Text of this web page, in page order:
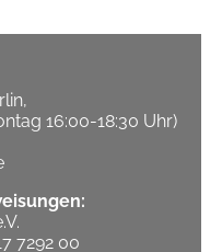
16:00-18:30 Uhr)
7292 00